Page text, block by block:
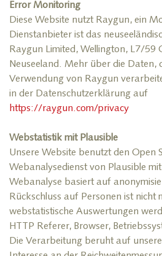
Error Monitoring
Diese Website nutzt Raygun, ein
Dienstanbieter ist das
Raygun Limited, Wellington, L7/59
Neuseeland. Mehr über die Daten,
Verwendung von Raygun
in der Datenschutzerklärung auf
https://raygun.com/privacy
Webstatistik mit Plausible
Unsere Website benutzt den Open
Webanalysedienst von Plausible
Webanalyse basiert auf
Rückschluss auf Personen ist nicht
webstatistische Auswertungen
HTTP Referer, Browser,
Die Verarbeitung beruht auf